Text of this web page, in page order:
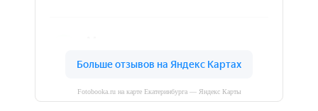
Fotobooka.ru на карте Екатеринбурга — Яндекс Карты